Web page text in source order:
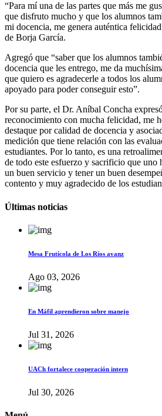
“Para mí una de las partes que más me
que disfruto mucho y que los alumnos
mi docencia, me genera auténtica
de Borja García.
Agregó que “saber que los alumnos
docencia que les entrego, me da
que quiero es agradecerle a todos los
apoyado para poder conseguir esto”.
Por su parte, el Dr. Aníbal Concha
reconocimiento con mucha felicidad, me
destaque por calidad de docencia y
medición que tiene relación con las
estudiantes. Por lo tanto, es una
de todo este esfuerzo y sacrificio que uno
un buen servicio y tener un buen
contento y muy agradecido de los
Últimas noticias
Mesa Frutícola de Los Ríos avanz
Ago 03, 2026
En Máfil aprendieron sobre manejo
Jul 31, 2026
UACh fortalece cooperación intern
Jul 30, 2026